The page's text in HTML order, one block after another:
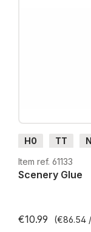
H0 TT N
G
H0m
Item ref. 61133
Scenery Glue
€10.99 (€86.54